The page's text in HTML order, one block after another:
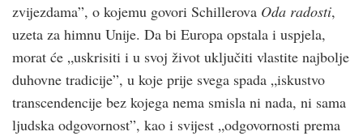
zvijezdama”, o kojemu govori Schillerova Oda radosti,
uzeta za himnu Unije. Da bi Europa opstala i uspjela,
morat će „uskrisiti i u svoj život uključiti vlastite najbolje
duhovne tradicije”, u koje prije svega spada „iskustvo
transcendencije bez kojega nema smisla ni nada, ni sama
ljudska odgovornost”, kao i svijest „odgovornosti prema